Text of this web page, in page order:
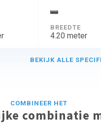
BREEDTE
4.20 meter
BEKIJK ALLE
COMBINEER HET
combinatie